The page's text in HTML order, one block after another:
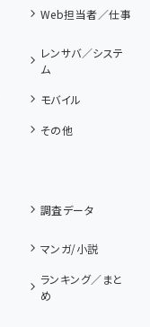
Web担当者／仕事
レンサバ／システ
ム
モバイル
その他
調査データ
マンガ/小説
ランキング／まと
め